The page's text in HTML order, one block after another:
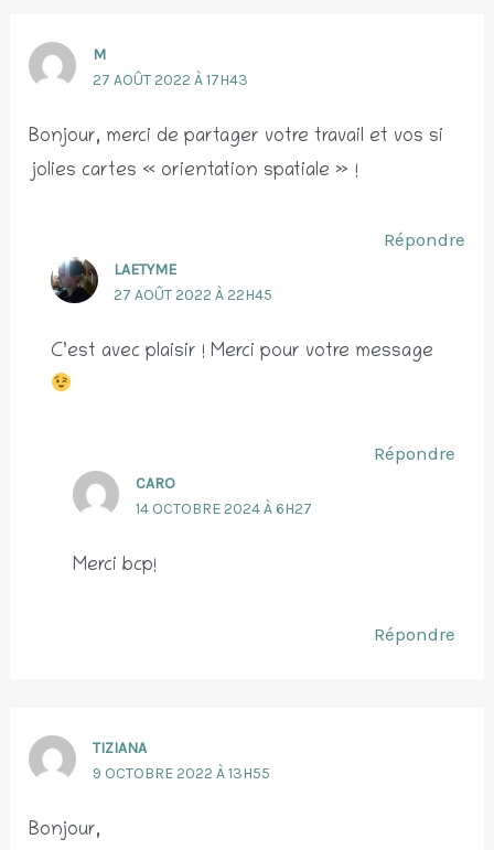
M
27 AOÛT 2022 À 17H43
Bonjour, merci de partager votre travail et vos si
jolies cartes « orientation spatiale » !
Répondre
LAETYME
27 AOÛT 2022 À 22H45
C’est avec plaisir ! Merci pour votre message
Répondre
CARO
14 OCTOBRE 2024 À 6H27
Merci bcp!
Répondre
TIZIANA
9 OCTOBRE 2022 À 13H55
Bonjour,